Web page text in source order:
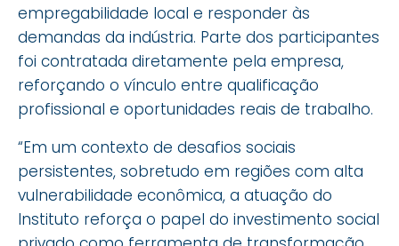
empregabilidade local e responder às
demandas da indústria. Parte dos participantes
foi contratada diretamente pela empresa,
reforçando o vínculo entre qualificação
profissional e oportunidades reais de trabalho.
“Em um contexto de desafios sociais
persistentes, sobretudo em regiões com alta
vulnerabilidade econômica, a atuação do
Instituto reforça o papel do investimento social